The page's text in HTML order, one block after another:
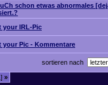
schon etwas abnormales
your IRL-Pic
your Pic - Kommentare
sortieren nach
»